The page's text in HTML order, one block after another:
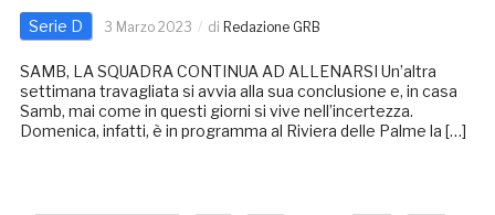
Serie D 3 Marzo 2023 di Redazione GRB
SAMB, LA SQUADRA CONTINUA AD ALLENARSI Un’altra
settimana travagliata si avvia alla sua conclusione e, in casa
Samb, mai come in questi giorni si vive nell’incertezza.
Domenica, infatti, è in programma al Riviera delle Palme la […]